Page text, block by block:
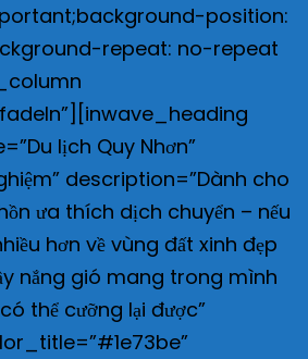
position:
repeat: no-repeat
lịch Quy Nhơn”
description=”Dành cho
ưa thích dịch chuyển – nếu
hơn về vùng đất xinh đẹp
nắng gió mang trong mình
thể cưỡng lại được”